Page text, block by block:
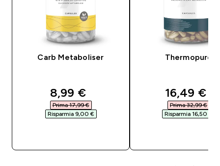
Carb Metaboliser
discounted price
8,99 €‎
Prima 17,99 €‎
Risparmia 9,00 €‎
Thermopure
16,49 €‎
Prima 32,99 €‎
Risparmia 16,50 €‎